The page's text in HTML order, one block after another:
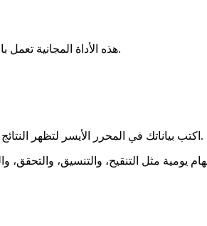
هذه الأداة المجانية تعمل بالكامل داخل المتصفح. لا حاجة لتسجيل ولا يتم رفع الملفات إلى خادم.
اكتب بياناتك في المحرر الأيسر لتظهر النتائج مباشرة في اليمين. يمكنك النسخ، والمسح، والتنزيل، وتكبير أي لوحة.